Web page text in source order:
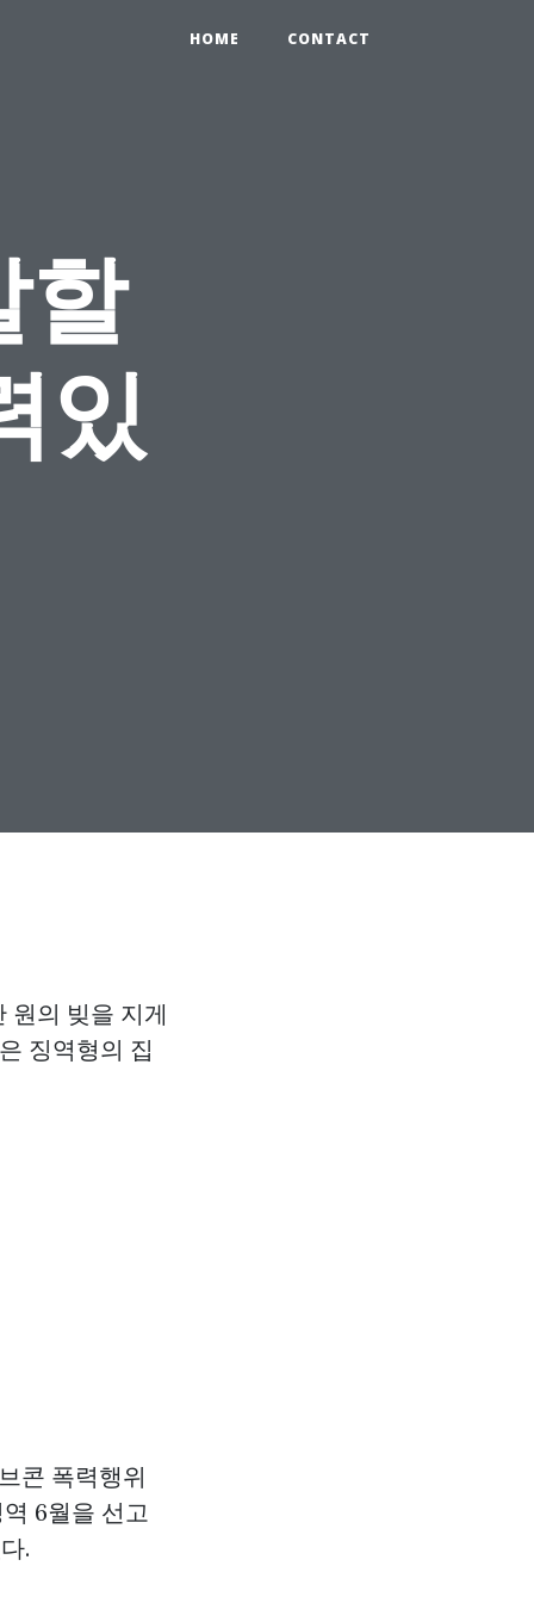
HOME CONTACT
할
있
원의 빚을 지게
징역형의 집
콘 폭력행위
6월을 선고
.